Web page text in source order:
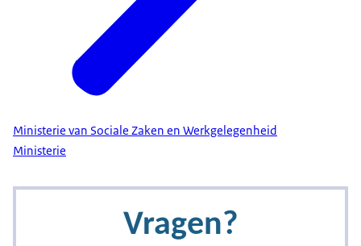
Ministerie van Sociale Zaken en Werkgelegenheid
Ministerie